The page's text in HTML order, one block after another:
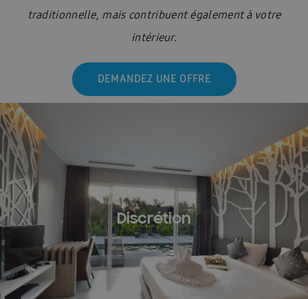
traditionnelle, mais contribuent également à votre
intérieur.
DEMANDEZ UNE OFFRE
Discrétion